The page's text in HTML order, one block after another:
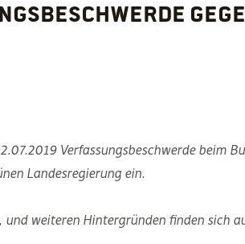
Verfassungsbeschwerde beim
Landesregierung ein.
weiteren Hintergründen finden sich